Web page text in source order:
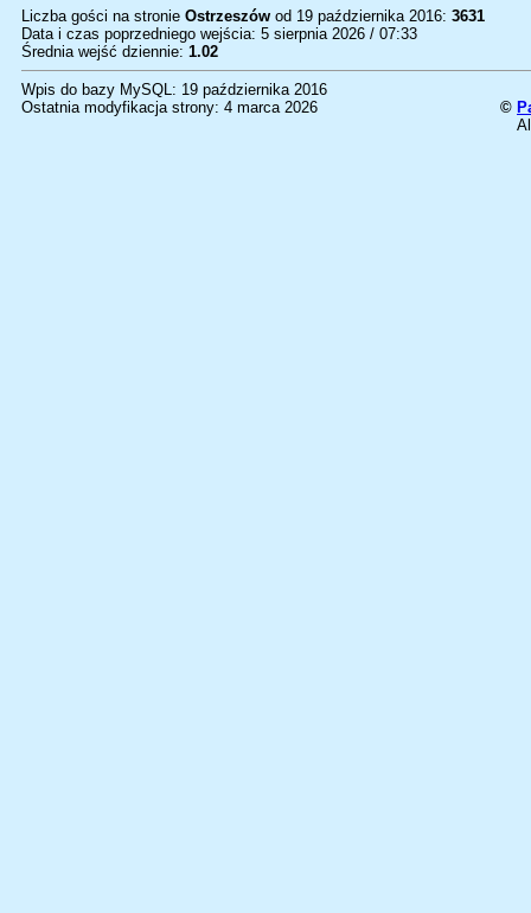
Liczba gości na stronie Ostrzeszów od 19 października 2016: 3631
Data i czas poprzedniego wejścia: 5 sierpnia 2026 / 07:33
Średnia wejść dziennie: 1.02
Wpis do bazy MySQL: 19 października 2016
Ostatnia modyfikacja strony: 4 marca 2026
©